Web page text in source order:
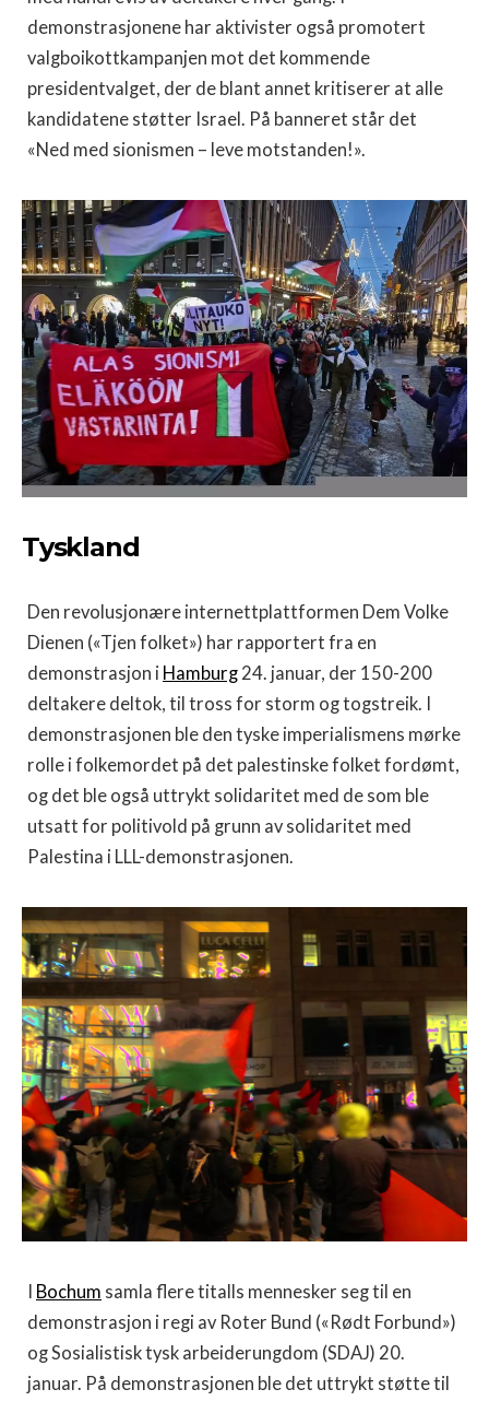
demonstrasjonene har aktivister også promotert
valgboikottkampanjen mot det kommende
presidentvalget, der de blant annet kritiserer at alle
kandidatene støtter Israel. På banneret står det
«Ned med sionismen – leve motstanden!».
Tyskland
Den revolusjonære internettplattformen Dem Volke
Dienen («Tjen folket») har rapportert fra en
demonstrasjon i Hamburg 24. januar, der 150-200
deltakere deltok, til tross for storm og togstreik. I
demonstrasjonen ble den tyske imperialismens mørke
rolle i folkemordet på det palestinske folket fordømt,
og det ble også uttrykt solidaritet med de som ble
utsatt for politivold på grunn av solidaritet med
Palestina i LLL-demonstrasjonen.
I Bochum samla flere titalls mennesker seg til en
demonstrasjon i regi av Roter Bund («Rødt Forbund»)
og Sosialistisk tysk arbeiderungdom (SDAJ) 20.
januar. På demonstrasjonen ble det uttrykt støtte til